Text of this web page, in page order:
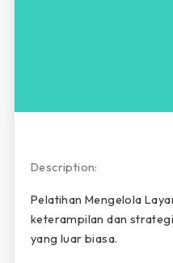
Description:
Pelatihan Mengelola
keterampilan dan
yang luar biasa.